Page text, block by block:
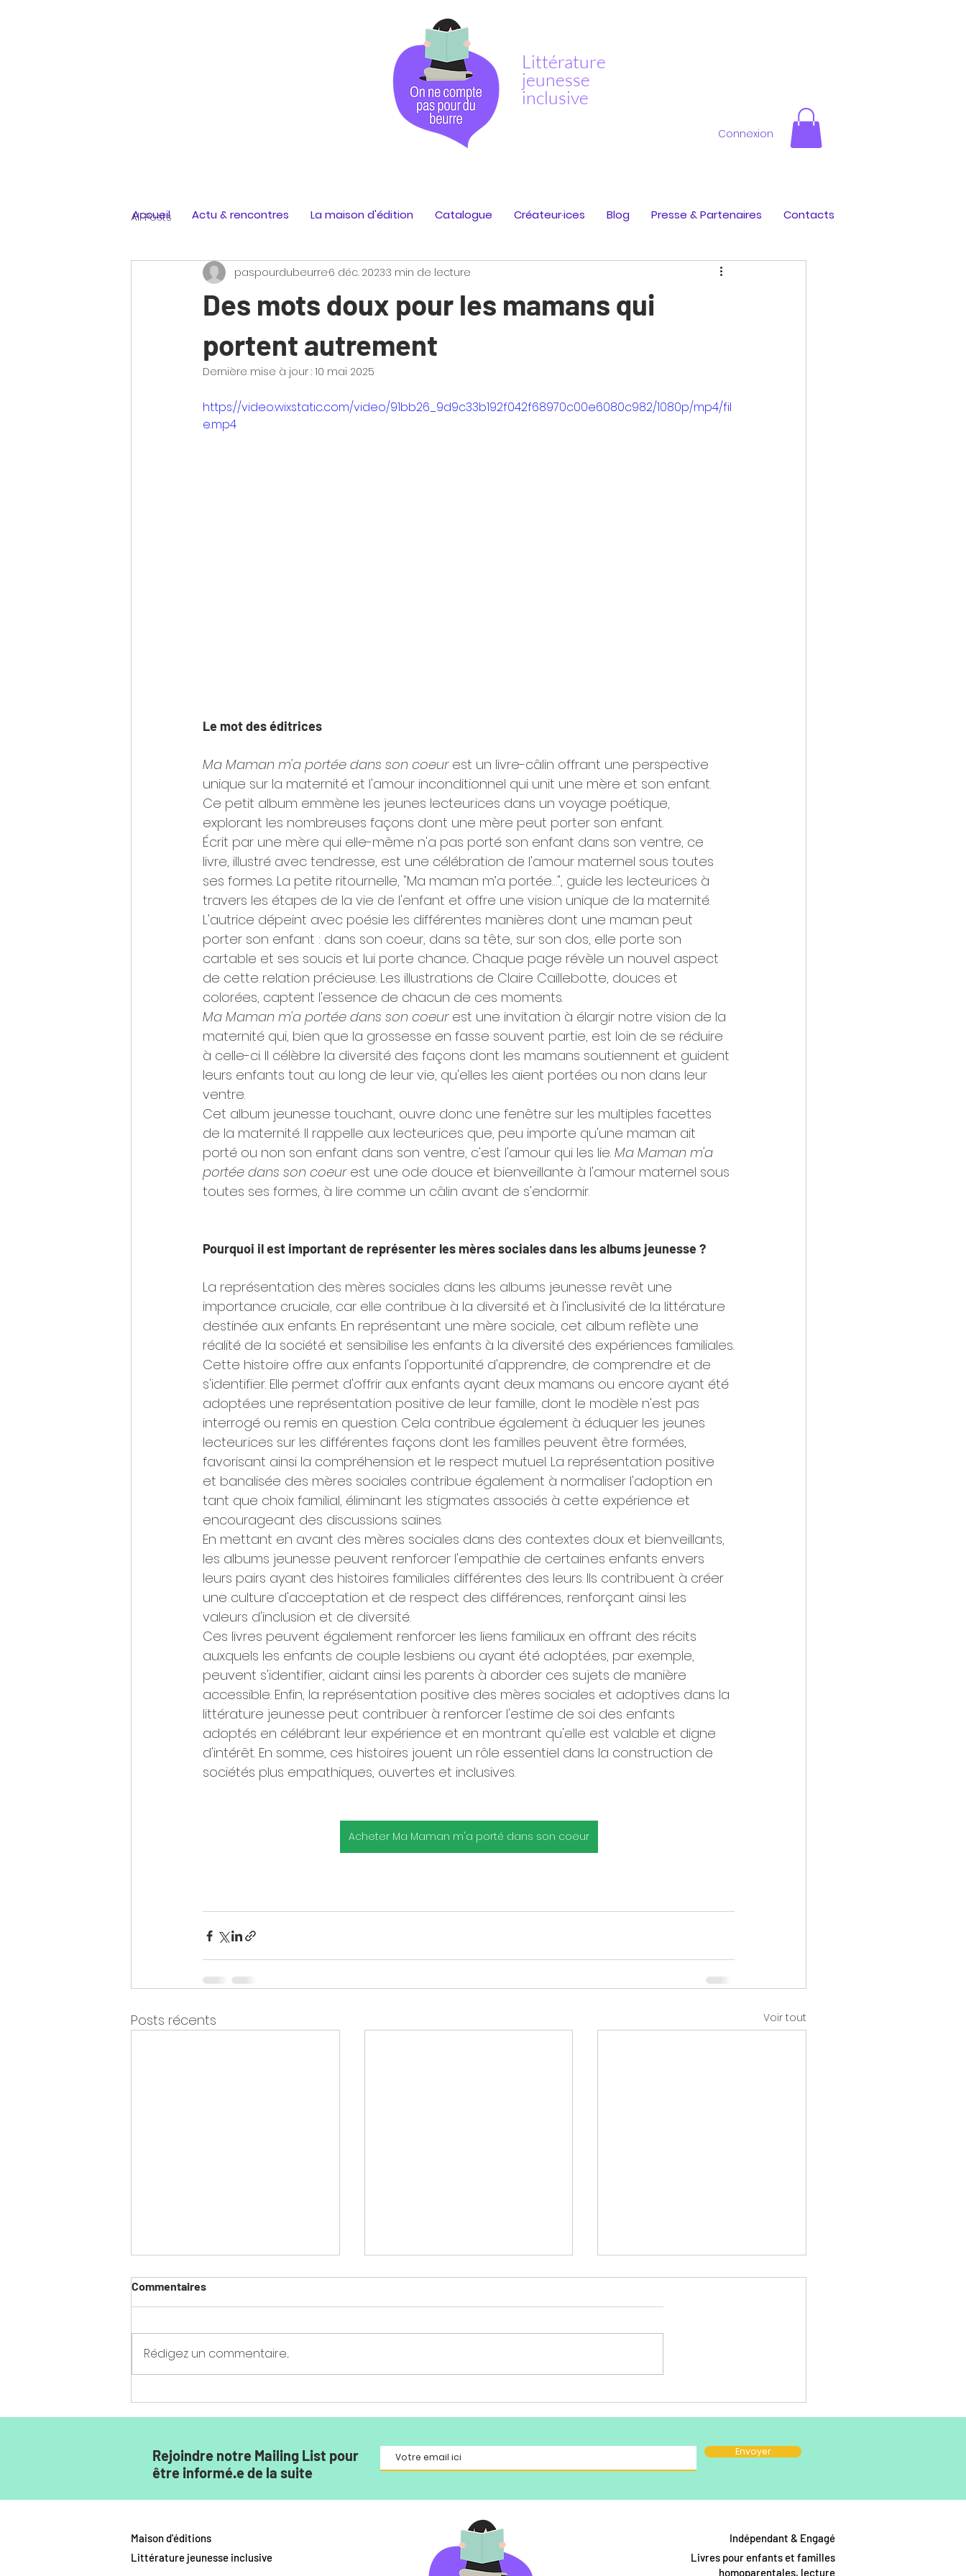
Littérature
jeunesse
inclusive
Connexion
All Posts
Des mots doux pour les mamans qui
portent autrement
paspourdubeurre6 déc. 20233 min de lecture
Dernière mise à jour : 10 mai 2025
https://video.wixstatic.com/video/91bb26_9d9c33b192f042f68970c00e6080c982/1080p/mp4/fil
e.mp4
Le mot des éditrices
Ma Maman m'a portée dans son coeur est un livre-câlin offrant une perspective
unique sur la maternité et l'amour inconditionnel qui unit une mère et son enfant.
Ce petit album emmène les jeunes lecteur.ices dans un voyage poétique,
explorant les nombreuses façons dont une mère peut porter son enfant.
Écrit par une mère qui elle-même n'a pas porté son enfant dans son ventre, ce
livre, illustré avec tendresse, est une célébration de l'amour maternel sous toutes
ses formes. La petite ritournelle, "Ma maman m’a portée…", guide les lecteur.ices à
travers les étapes de la vie de l'enfant et offre une vision unique de la maternité.
L'autrice dépeint avec poésie les différentes manières dont une maman peut
porter son enfant : dans son coeur, dans sa tête, sur son dos, elle porte son
cartable et ses soucis et lui porte chance... Chaque page révèle un nouvel aspect
de cette relation précieuse. Les illustrations de Claire Caillebotte, douces et
colorées, captent l'essence de chacun de ces moments.
Ma Maman m'a portée dans son coeur est une invitation à élargir notre vision de la
maternité qui, bien que la grossesse en fasse souvent partie, est loin de se réduire
à celle-ci. Il célèbre la diversité des façons dont les mamans soutiennent et guident
leurs enfants tout au long de leur vie, qu'elles les aient portées ou non dans leur
ventre.
Cet album jeunesse touchant, ouvre donc une fenêtre sur les multiples facettes
de la maternité. Il rappelle aux lecteur.ices que, peu importe qu'une maman ait
porté ou non son enfant dans son ventre, c'est l'amour qui les lie. Ma Maman m'a
portée dans son coeur est une ode douce et bienveillante à l'amour maternel sous
toutes ses formes, à lire comme un câlin avant de s'endormir.
Pourquoi il est important de représenter les mères sociales dans les albums jeunesse ?
La représentation des mères sociales dans les albums jeunesse revêt une
importance cruciale, car elle contribue à la diversité et à l'inclusivité de la littérature
destinée aux enfants. En représentant une mère sociale, cet album reflète une
réalité de la société et sensibilise les enfants à la diversité des expériences familiales.
Cette histoire offre aux enfants l'opportunité d'apprendre, de comprendre et de
s'identifier. Elle permet d'offrir aux enfants ayant deux mamans ou encore ayant été
adopté.es une représentation positive de leur famille, dont le modèle n'est pas
interrogé ou remis en question. Cela contribue également à éduquer les jeunes
lecteur.ices sur les différentes façons dont les familles peuvent être formées,
favorisant ainsi la compréhension et le respect mutuel. La représentation positive
et banalisée des mères sociales contribue également à normaliser l'adoption en
tant que choix familial, éliminant les stigmates associés à cette expérience et
encourageant des discussions saines.
En mettant en avant des mères sociales dans des contextes doux et bienveillants,
les albums jeunesse peuvent renforcer l'empathie de certain.es enfants envers
leurs pairs ayant des histoires familiales différentes des leurs. Ils contribuent à créer
une culture d'acceptation et de respect des différences, renforçant ainsi les
valeurs d'inclusion et de diversité.
Ces livres peuvent également renforcer les liens familiaux en offrant des récits
auxquels les enfants de couple lesbiens ou ayant été adopté.es, par exemple,
peuvent s'identifier, aidant ainsi les parents à aborder ces sujets de manière
accessible. Enfin, la représentation positive des mères sociales et adoptives dans la
littérature jeunesse peut contribuer à renforcer l'estime de soi des enfants
adoptés en célébrant leur expérience et en montrant qu'elle est valable et digne
d'intérêt. En somme, ces histoires jouent un rôle essentiel dans la construction de
sociétés plus empathiques, ouvertes et inclusives.
Acheter Ma Maman m'a porté dans son coeur
Posts récents Voir tout
Commentaires
Rédigez un commentaire...
Rejoindre notre Mailing List pour
être informé.e de la suite
Envoyer
Accueil Actu & rencontres La maison d'édition Catalogue Créateur·ices Blog Presse & Partenaires Contacts
Maison d'éditions
Littérature jeunesse inclusive
Indépendant & Engagé
Livres pour enfants et familles
homoparentales, lecture